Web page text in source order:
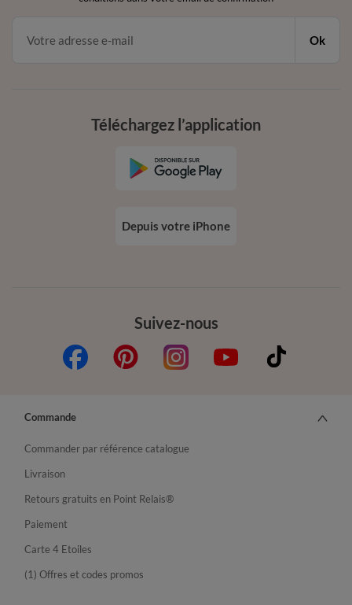
Ok
Suivez-nous
Téléchargez l’application
Depuis votre iPhone
Commande
Commander par référence catalogue
Livraison
Retours gratuits en Point Relais®
Paiement
Carte 4 Etoiles
(1) Offres et codes promos